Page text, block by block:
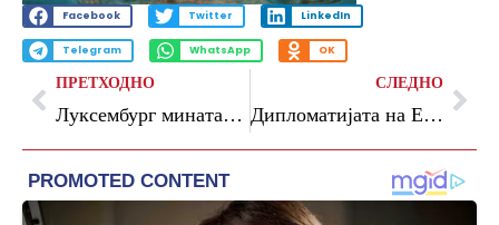
Facebook Twitter LinkedIn
Telegram WhatsApp OK
ПРЕТХОДНО
Луксембург минатата година забележа најбрз раст на бројот на милионери во Европа
СЛЕДНО
Дипломатијата на ЕУ пропадна затоа што дипломатите размислуваат како блогери, вели поранешната министерка за надворешни работи на Австрија